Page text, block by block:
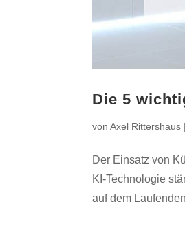
Die 5
vonAxel Rittershaus |
Der Einsatz von
KI-Technologie
auf dem